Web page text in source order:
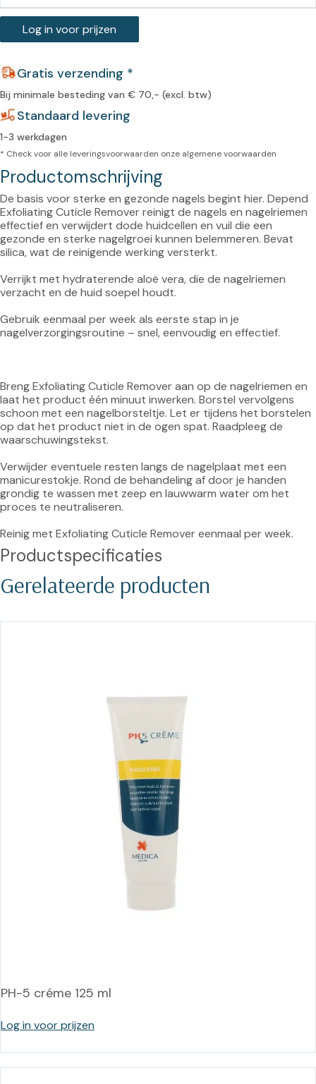
Log in voor prijzen
Gratis verzending *
Bij minimale besteding van € 70,- (excl. btw)
Standaard levering
1-3 werkdagen
* Check voor alle leveringsvoorwaarden onze algemene voorwaarden
Productomschrijving
De basis voor sterke en gezonde nagels begint hier. Depend
Exfoliating Cuticle Remover reinigt de nagels en nagelriemen
effectief en verwijdert dode huidcellen en vuil die een
gezonde en sterke nagelgroei kunnen belemmeren. Bevat
silica, wat de reinigende werking versterkt.
Verrijkt met hydraterende aloë vera, die de nagelriemen
verzacht en de huid soepel houdt.
Gebruik eenmaal per week als eerste stap in je
nagelverzorgingsroutine – snel, eenvoudig en effectief.
Breng Exfoliating Cuticle Remover aan op de nagelriemen en
laat het product één minuut inwerken. Borstel vervolgens
schoon met een nagelborsteltje. Let er tijdens het borstelen
op dat het product niet in de ogen spat. Raadpleeg de
waarschuwingstekst.
Verwijder eventuele resten langs de nagelplaat met een
manicurestokje. Rond de behandeling af door je handen
grondig te wassen met zeep en lauwwarm water om het
proces te neutraliseren.
Reinig met Exfoliating Cuticle Remover eenmaal per week.
Productspecificaties
Gerelateerde producten
PH-5 créme 125 ml
Log in voor prijzen